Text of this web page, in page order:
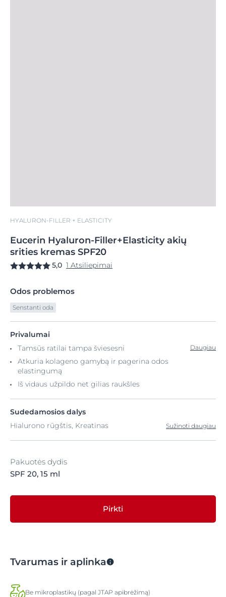
HYALURON-FILLER + ELASTICITY
Eucerin Hyaluron-Filler+Elasticityakių
srities kremas SPF20
5,0 1 Atsiliepimai
Odos problemos
Senstanti oda
Privalumai
Tamsūs ratilai tampa šviesesni
Atkuria kolageno gamybą ir pagerina odos
elastingumą
Iš vidaus užpildo net gilias raukšles
Daugiau
Sudedamosios dalys
Hialurono rūgštis, Kreatinas
Sužinoti daugiau
Pakuotės dydis
SPF 20, 15 ml
Pirkti
Tvarumas ir aplinka
Be mikroplastikų (pagal JTAP apibrėžimą)